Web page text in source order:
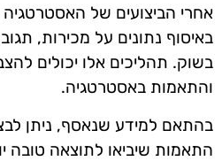
אחרי הביצועים של
באיסוף נתונים על מכירות,
בשוק. תהליכים אלו יכולים
והתאמות באסטרטגיה.
בהתאם למידע שנאסף, ניתן
התאמות שיביאו לתוצאה טובה